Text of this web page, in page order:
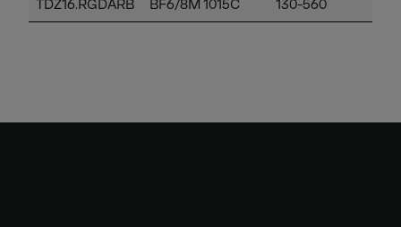
TDZ16.RGDARB BF6/8M 1015C 130-560